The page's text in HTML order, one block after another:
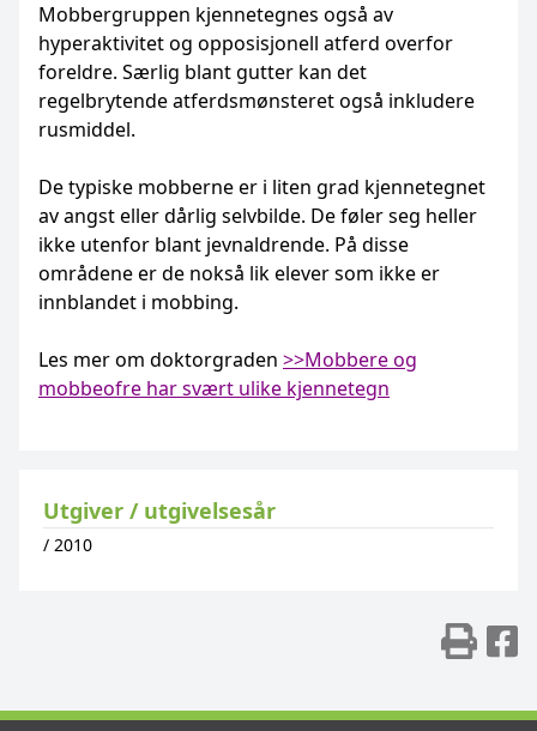
Mobbergruppen kjennetegnes også av
hyperaktivitet og opposisjonell atferd overfor
foreldre. Særlig blant gutter kan det
regelbrytende atferdsmønsteret også inkludere
rusmiddel.
De typiske mobberne er i liten grad kjennetegnet
av angst eller dårlig selvbilde. De føler seg heller
ikke utenfor blant jevnaldrende. På disse
områdene er de nokså lik elever som ikke er
innblandet i mobbing.
Les mer om doktorgraden >>Mobbere og
mobbeofre har svært ulike kjennetegn
Utgiver / utgivelsesår
/ 2010